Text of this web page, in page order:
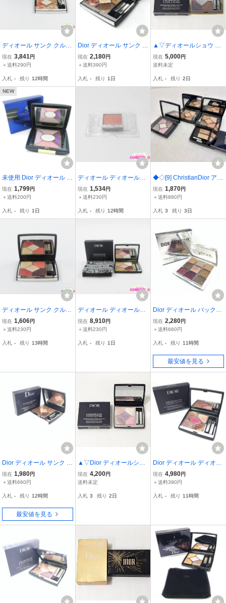
ディオール サンク クルー
ル クチュール #759 デュ
ーン 未使用 C677
現在 3,841円
＋送料290円
入札 - 残り 12時間
Dior ディオール サンク ク
ルール クチュール 759 デ
ューン 化粧品 コスメ ア
レット 残量約85% 管理Y
現在 2,180円
＋送料390円
入札 - 残り 1日
▲▽ディオールショウ サ
ンク クルール 863 ソワー
ル ドゥ バル (アイシャド
現在 5,000円
送料未定
入札 - 残り 2日
NEW
未使用 Dior ディオール サ
ンククルール アイシャド
ウ 6g 980 ROSE SPIRIT
現在 1,799円
＋送料200円
入札 - 残り 1日
ディオール ディオールシ
ョウ モノ クルール #628
アンバー スター 未使用 F
現在 1,534円
＋送料230円
入札 - 残り 12時間
◆◇[9] ChristianDior アイ
シャドウ まとめ売り 4点
サンク クルール トワ ク
ィオール 08/072909m◇
現在 1,870円
＋送料880円
入札 3 残り 3日
ディオール サンク クルー
ル クチュール #619 ピン
ク グロウ 残量多 C757
現在 1,606円
＋送料230円
入札 - 残り 13時間
ディオール ディオールシ
ョウ サンク クルール #98
3 シャンゼリゼ 残量多 C9
現在 8,910円
＋送料230円
入札 - 残り 1日
Dior ディオール バックス
テージ アイパレット 005
プラム アイシャドウ アイ
メ 化粧品 管理MK260046
36
現在 2,280円
＋送料660円
入札 - 残り 11時間
最安値を見る
Dior ディオール サンク ク
ルール クチュール 519 ヌ
ードダンテル アイシャド
コスメ 化粧品 管理MK26
004640
現在 1,980円
＋送料660円
入札 - 残り 12時間
最安値を見る
▲▽Dior ディオールショ
ウ サンク クルール 936
スウィート ブーケ 化粧品
ウ ほぼ未使用△▼
現在 4,200円
送料未定
入札 3 残り 2日
Dior ディオール ディオー
ルショウ サンク クルール
974 ピンクリビエラ 化粧
ドウ 残量約95% 管理YK2
現在 4,980円
＋送料390円
入札 - 残り 11時間